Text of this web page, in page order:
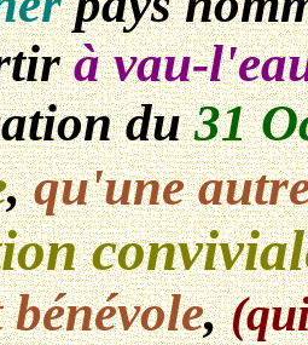
à vau-
du31
,qu'une
,